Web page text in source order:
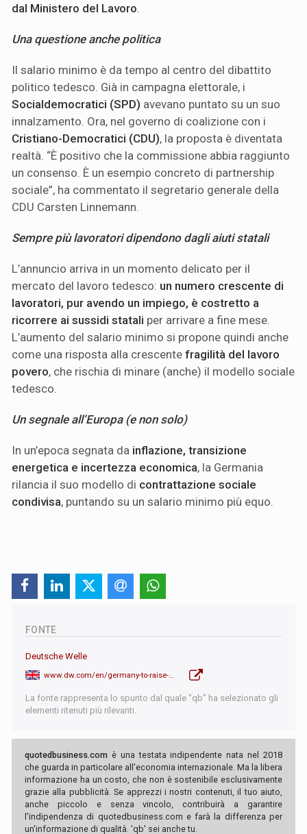
dal Ministero del Lavoro
Una questione anche politica
Il salario minimo è da tempo al centro del dibattito
politico tedesco. Già in campagna elettorale, i
Socialdemocratici (SPD) avevano puntato su un suo
innalzamento. Ora, nel governo di coalizione con i
Cristiano-Democratici (CDU), la proposta è diventata
realtà. “È positivo che la commissione abbia raggiunto
un consenso. È un esempio concreto di partnership
sociale”, ha commentato il segretario generale della
CDU Carsten Linnemann.
Sempre più lavoratori dipendono dagli aiuti statali
L’annuncio arriva in un momento delicato per il
mercato del lavoro tedesco: un numero crescente di
lavoratori, pur avendo un impiego, è costretto a
ricorrere ai sussidi statali per arrivare a fine mese.
L’aumento del salario minimo si propone quindi anche
come una risposta alla crescente fragilità del lavoro
povero, che rischia di minare (anche) il modello sociale
tedesco.
Un segnale all’Europa (e non solo)
In un’epoca segnata da inflazione, transizione
energetica e incertezza economica, la Germania
rilancia il suo modello di contrattazione sociale
condivisa, puntando su un salario minimo più equo.
FONTE
Deutsche Welle
www.dw.com/en/germany-to-raise-minimum-wage-to-1460-by-2027/a-73058477
La fonte rappresenta lo spunto dal quale "qb" ha selezionato gli
elementi ritenuti più rilevanti.
quotedbusiness.com è una testata indipendente nata nel 2018
che guarda in particolare all'economia internazionale. Ma la libera
informazione ha un costo, che non è sostenibile esclusivamente
grazie alla pubblicità. Se apprezzi i nostri contenuti, il tuo aiuto,
anche piccolo e senza vincolo, contribuirà a garantire
l'indipendenza di quotedbusiness.com e farà la differenza per
un'informazione di qualità. 'qb' sei anche tu.